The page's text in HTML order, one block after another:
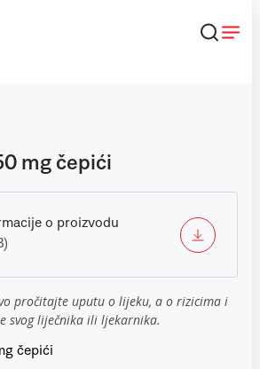
mg čepići
o proizvodu
pročitajte uputu o lijeku, a o rizicima i
svog liječnika ili ljekarnika.